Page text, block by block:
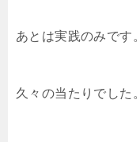
あとは実践のみです。
久々の当たりでした。